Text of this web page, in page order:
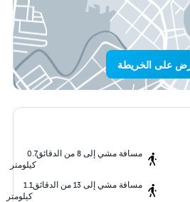
على الخريطة
مسافة مشي إلى 8 من الدقائق
0.7
كيلومتر
مسافة مشي إلى 13 من الدقائق
1.1
كيلومتر